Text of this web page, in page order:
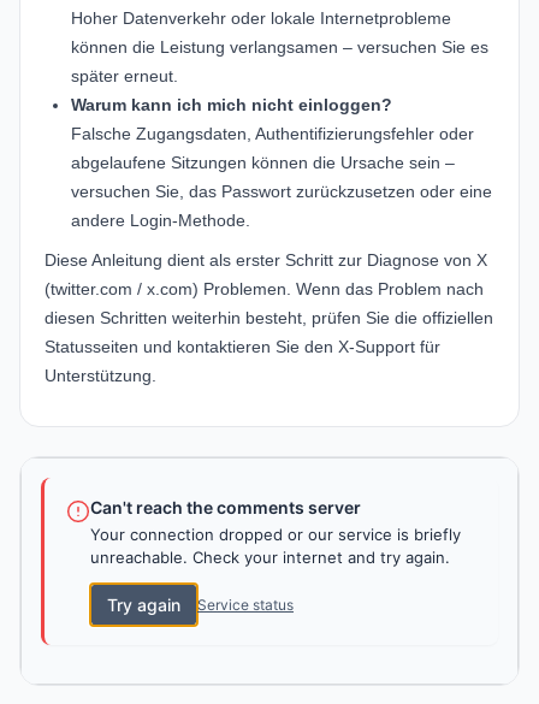
Hoher Datenverkehr oder lokale Internetprobleme
können die Leistung verlangsamen – versuchen Sie es
später erneut.
Warum kann ich mich nicht einloggen?
Falsche Zugangsdaten, Authentifizierungsfehler oder
abgelaufene Sitzungen können die Ursache sein –
versuchen Sie, das Passwort zurückzusetzen oder eine
andere Login-Methode.
Diese Anleitung dient als erster Schritt zur Diagnose von X
(twitter.com / x.com) Problemen. Wenn das Problem nach
diesen Schritten weiterhin besteht, prüfen Sie die offiziellen
Statusseiten und kontaktieren Sie den X-Support für
Unterstützung.
Can't reach the comments server
Your connection dropped or our service is briefly
unreachable. Check your internet and try again.
Try again Service status